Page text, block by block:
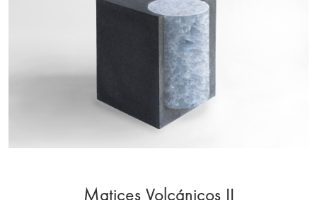
Matices Volcánicos II